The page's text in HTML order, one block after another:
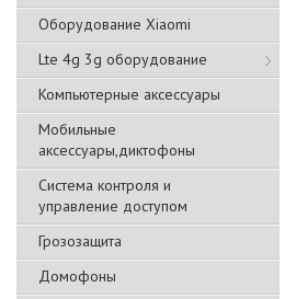
Оборудование Xiaomi
Lte 4g 3g оборудование
Компьютерные аксессуары
Мобильные
аксессуары,диктофоны
Система контроля и
управление доступом
Грозозащита
Домофоны